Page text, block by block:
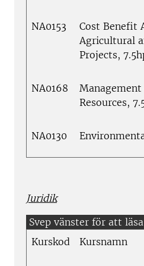
NA0153
Cost Benefit
Agricultural
Projects,
NA0168
Resources,
NA0130
Juridik
Kurskod Kursnamn